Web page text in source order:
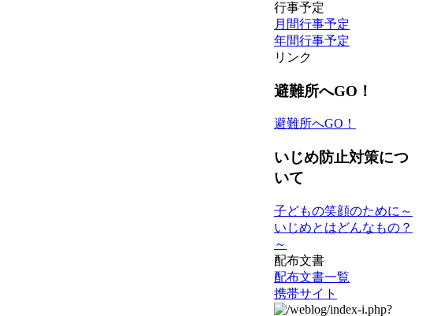
行事予定
月間行事予定
年間行事予定
リンク
避難所へGO！
避難所へGO！
いじめ防止対策につ
いて
子どもの笑顔のために～
いじめとはどんなもの？
～
配布文書
配布文書一覧
携帯サイト